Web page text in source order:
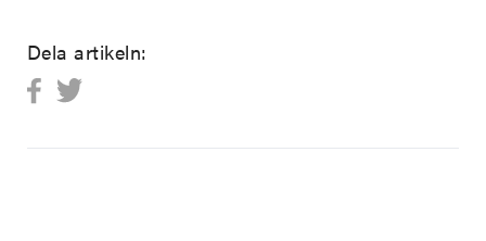
Dela artikeln: